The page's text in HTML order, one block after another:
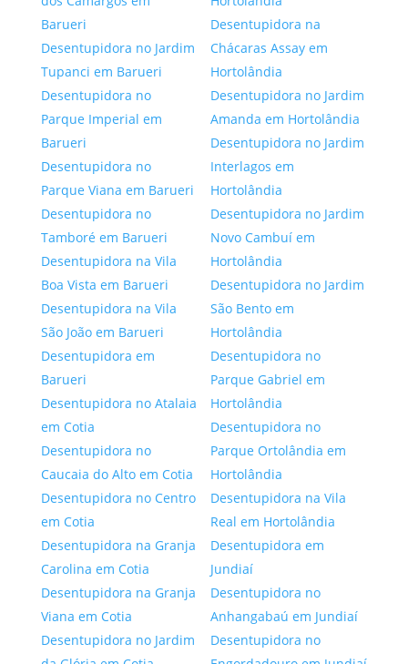
Barueri
Desentupidora no Jardim
Tupanci em Barueri
Desentupidora no
Parque Imperial em
Barueri
Desentupidora no
Parque Viana em Barueri
Desentupidora no
Tamboré em Barueri
Desentupidora na Vila
Boa Vista em Barueri
Desentupidora na Vila
São João em Barueri
Desentupidora em
Barueri
Desentupidora no Atalaia
em Cotia
Desentupidora no
Caucaia do Alto em Cotia
Desentupidora no Centro
em Cotia
Desentupidora na Granja
Carolina em Cotia
Desentupidora na Granja
Viana em Cotia
Desentupidora no Jardim
Desentupidora na
Chácaras Assay em
Hortolândia
Desentupidora no Jardim
Amanda em Hortolândia
Desentupidora no Jardim
Interlagos em
Hortolândia
Desentupidora no Jardim
Novo Cambuí em
Hortolândia
Desentupidora no Jardim
São Bento em
Hortolândia
Desentupidora no
Parque Gabriel em
Hortolândia
Desentupidora no
Parque Ortolândia em
Hortolândia
Desentupidora na Vila
Real em Hortolândia
Desentupidora em
Jundiaí
Desentupidora no
Anhangabaú em Jundiaí
Desentupidora no